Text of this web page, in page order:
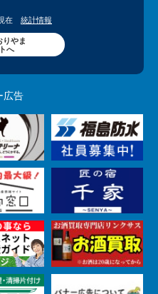
在 統計情報
りやま
へ
広告